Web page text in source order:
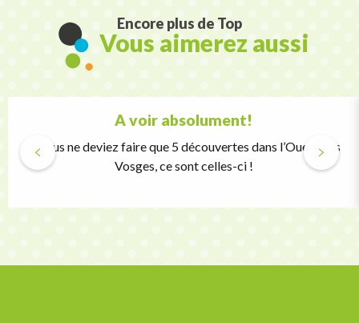
Encore plus de Top
Vous aimerez aussi
A voir absolument!
Si vous ne deviez faire que 5 découvertes dans l’Ouest des
Vosges, ce sont celles-ci !